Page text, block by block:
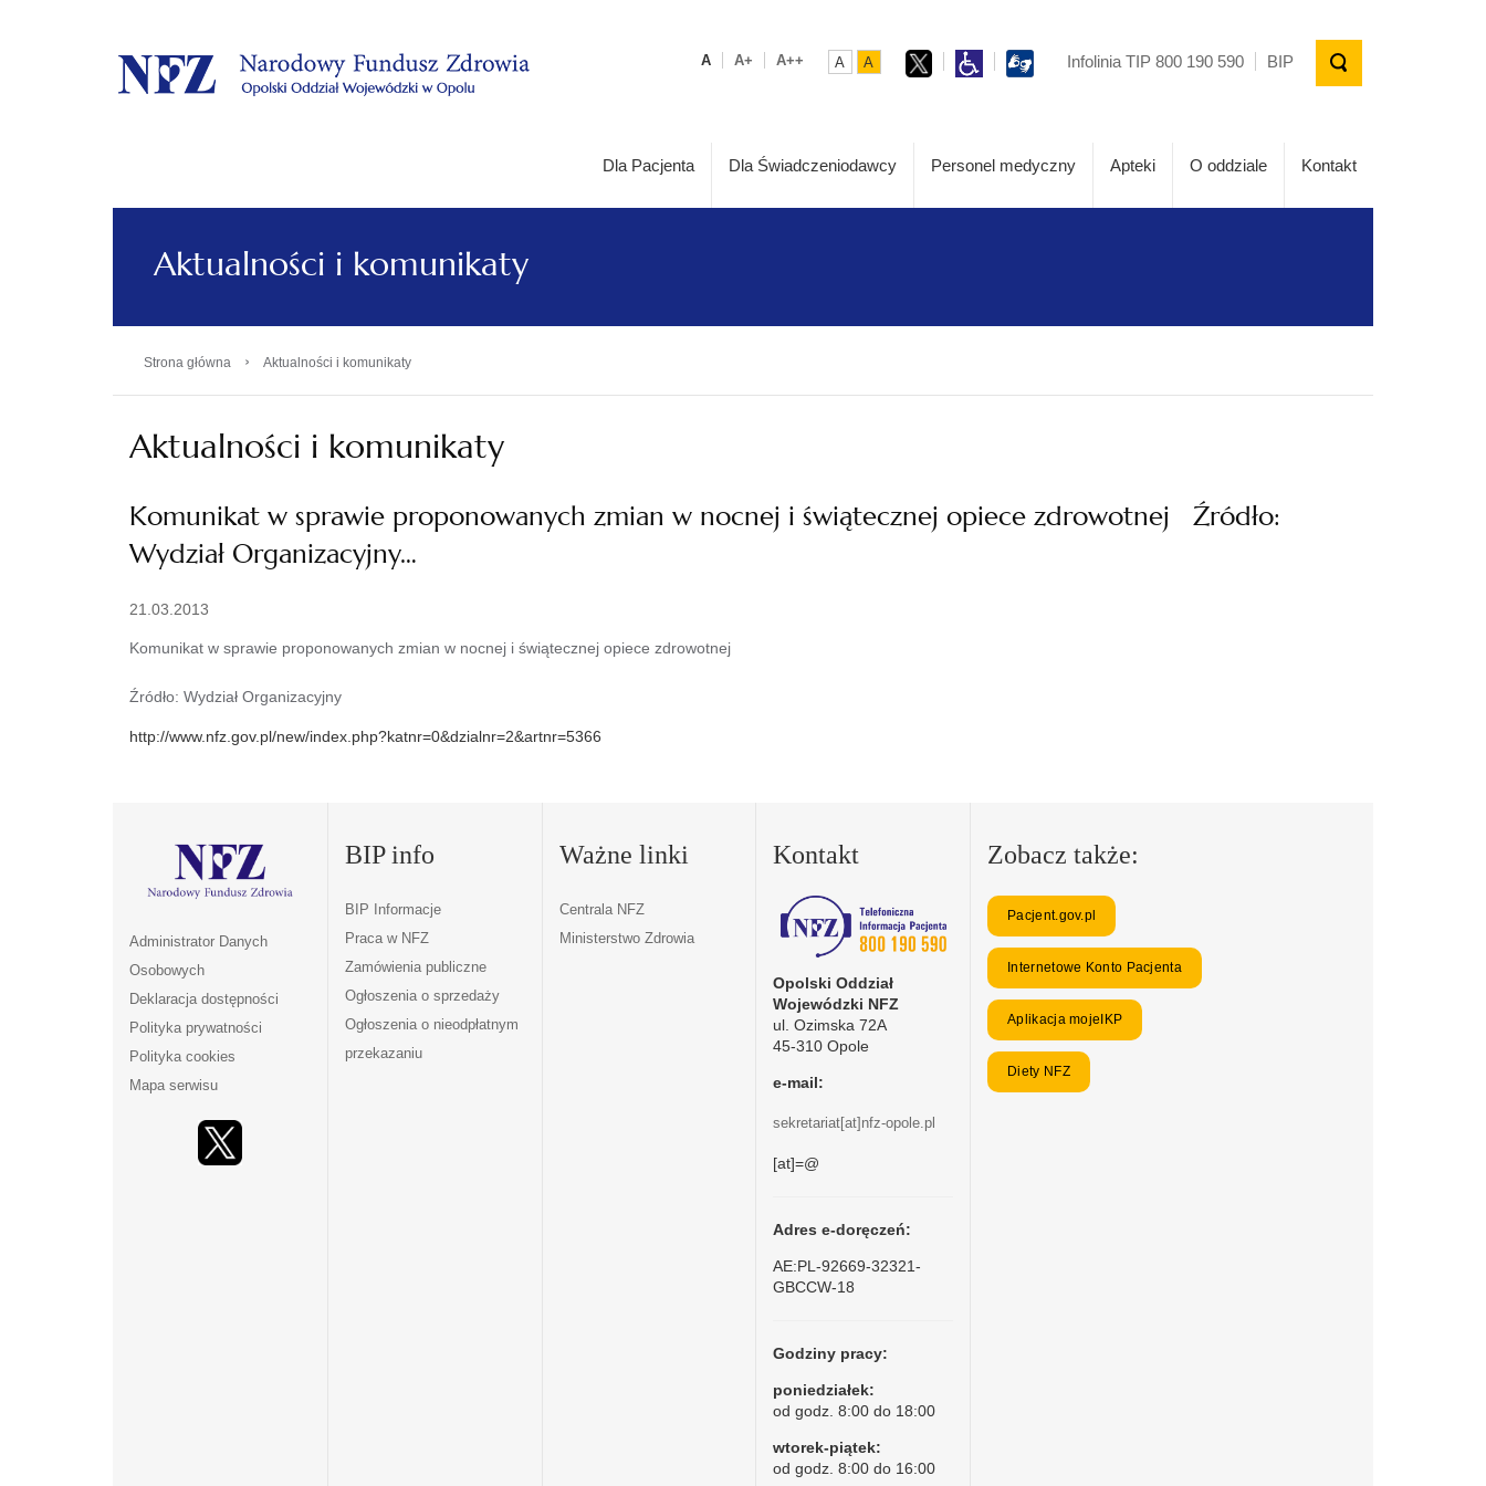
. A A+ A++ A A Infolinia TIP 800 190 590 BIP
Dla Pacjenta Dla Świadczeniodawcy Personel medyczny Apteki O oddziale Kontakt
Aktualności i komunikaty
Strona główna › Aktualności i komunikaty
Aktualności i komunikaty
Komunikat w sprawie proponowanych zmian w nocnej i świątecznej opiece zdrowotnej Źródło:
Wydział Organizacyjny…
21.03.2013
Komunikat w sprawie proponowanych zmian w nocnej i świątecznej opiece zdrowotnej
Źródło: Wydział Organizacyjny
http://www.nfz.gov.pl/new/index.php?katnr=0&dzialnr=2&artnr=5366
Administrator Danych
Osobowych
Deklaracja dostępności
Polityka prywatności
Polityka cookies
Mapa serwisu
BIP info
BIP Informacje
Praca w NFZ
Zamówienia publiczne
Ogłoszenia o sprzedaży
Ogłoszenia o nieodpłatnym
przekazaniu
Ważne linki
Centrala NFZ
Ministerstwo Zdrowia
Kontakt
Opolski Oddział
Wojewódzki NFZ
ul. Ozimska 72A
45-310 Opole
e-mail:
sekretariat[at]nfz-opole.pl
[at]=@
Adres e-doręczeń:
AE:PL-92669-32321-
GBCCW-18
Godziny pracy:
poniedziałek:
od godz. 8:00 do 18:00
wtorek-piątek:
od godz. 8:00 do 16:00
Zobacz także:
Pacjent.gov.pl
Internetowe Konto Pacjenta
Aplikacja mojeIKP
Diety NFZ